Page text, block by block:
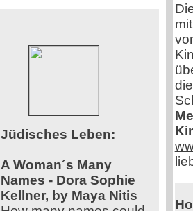
Jüdisches Leben:
A Woman´s Many
Names - Dora Sophie
Kellner, by Maya Nitis